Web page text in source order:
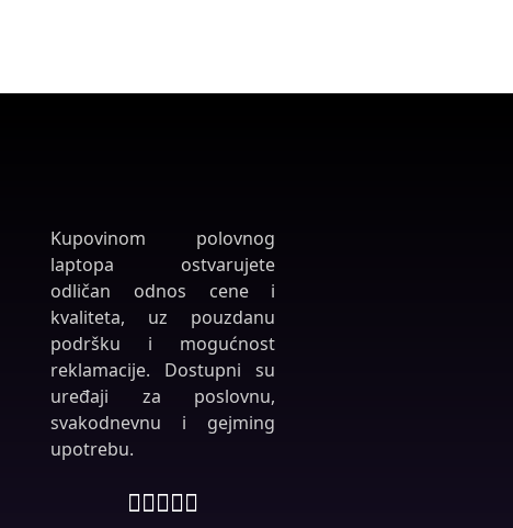
Kupovinom polovnog
laptopa ostvarujete
odličan odnos cene i
kvaliteta, uz pouzdanu
podršku i mogućnost
reklamacije. Dostupni su
uređaji za poslovnu,
svakodnevnu i gejming
upotrebu.